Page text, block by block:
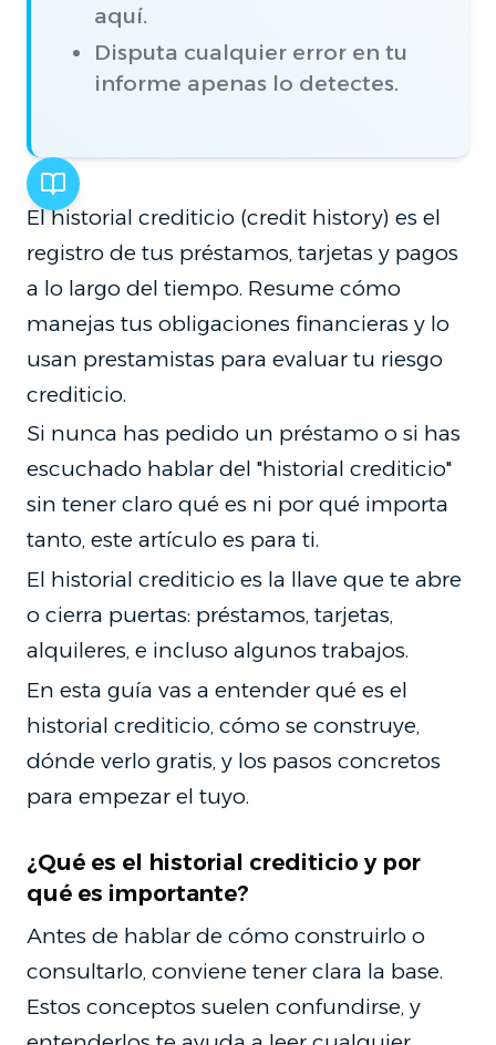
aquí.
Disputa cualquier error en tu
informe apenas lo detectes.
El historial crediticio (credit history) es el
registro de tus préstamos, tarjetas y pagos
a lo largo del tiempo. Resume cómo
manejas tus obligaciones financieras y lo
usan prestamistas para evaluar tu riesgo
crediticio.
Si nunca has pedido un préstamo o si has
escuchado hablar del "historial crediticio"
sin tener claro qué es ni por qué importa
tanto, este artículo es para ti.
El historial crediticio es la llave que te abre
o cierra puertas: préstamos, tarjetas,
alquileres, e incluso algunos trabajos.
En esta guía vas a entender qué es el
historial crediticio, cómo se construye,
dónde verlo gratis, y los pasos concretos
para empezar el tuyo.
¿Qué es el historial crediticio y por
qué es importante?
Antes de hablar de cómo construirlo o
consultarlo, conviene tener clara la base.
Estos conceptos suelen confundirse, y